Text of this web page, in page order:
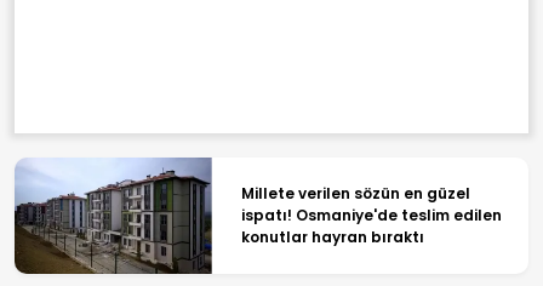
Millete verilen sözün en güzel
ispatı! Osmaniye'de teslim edilen
konutlar hayran bıraktı